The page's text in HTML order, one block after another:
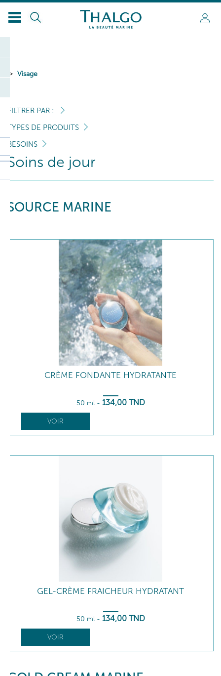
Visage
FILTRER PAR :
TYPES DE PRODUITS
BESOINS
Soins de jour
SOURCE MARINE
CRÈME FONDANTE HYDRATANTE
50 ml - 134,00 TND
VOIR
GEL-CRÈME FRAICHEUR HYDRATANT
50 ml - 134,00 TND
VOIR